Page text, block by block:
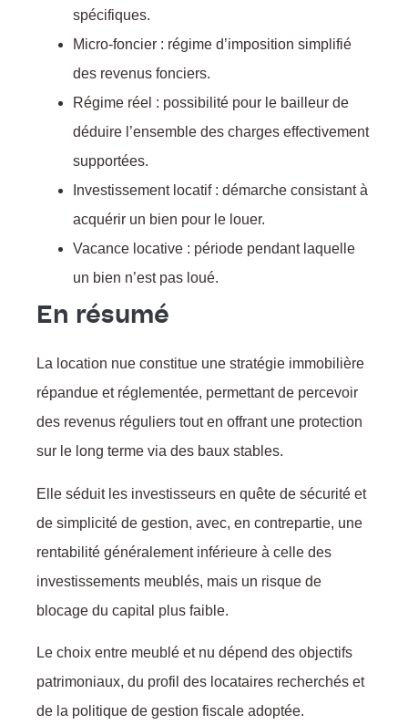
spécifiques.
Micro-foncier : régime d’imposition simplifié
des revenus fonciers.
Régime réel : possibilité pour le bailleur de
déduire l’ensemble des charges effectivement
supportées.
Investissement locatif : démarche consistant à
acquérir un bien pour le louer.
Vacance locative : période pendant laquelle
un bien n’est pas loué.
En résumé
La location nue constitue une stratégie immobilière
répandue et réglementée, permettant de percevoir
des revenus réguliers tout en offrant une protection
sur le long terme via des baux stables.
Elle séduit les investisseurs en quête de sécurité et
de simplicité de gestion, avec, en contrepartie, une
rentabilité généralement inférieure à celle des
investissements meublés, mais un risque de
blocage du capital plus faible.
Le choix entre meublé et nu dépend des objectifs
patrimoniaux, du profil des locataires recherchés et
de la politique de gestion fiscale adoptée.